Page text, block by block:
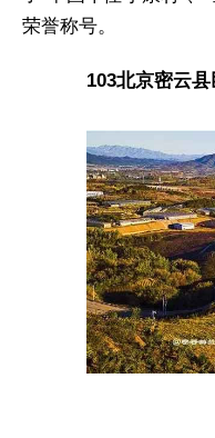
荣誉称号。
103北京密云